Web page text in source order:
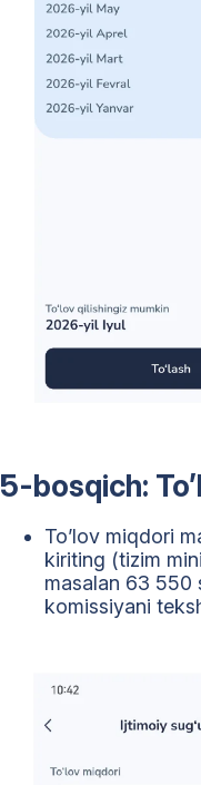
5-bosqich:
To’lov miqdori
kiriting (tizim
masalan 63 550
komissiyani